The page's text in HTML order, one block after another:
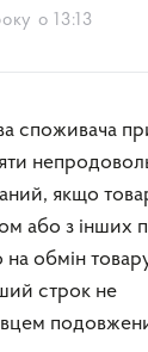
о 13:13
якщо
або з інших
обмін
строк не